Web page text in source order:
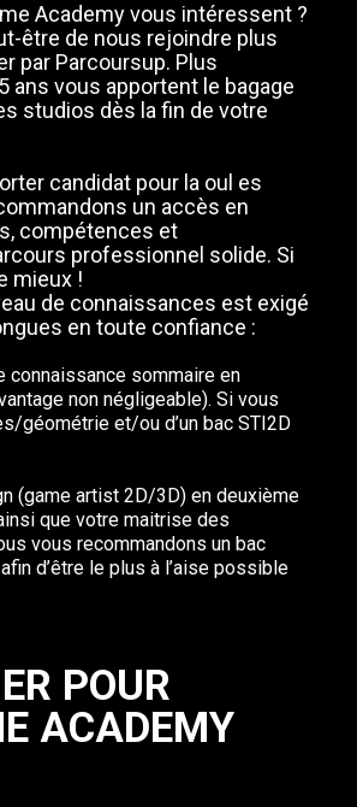
Academy vous intéressent ?
être de nous rejoindre plus
par Parcoursup. Plus
vous apportent le bagage
studios dès la fin de votre
candidat pour la oul es
un accès en
compétences et
professionnel solide. Si
mieux !
de connaissances est exigé
en toute confiance :
connaissance sommaire en
non négligeable). Si vous
géométrie et/ou d’un bac STI2D
(game artist 2D/3D) en deuxième
que votre maitrise des
vous recommandons un bac
d’être le plus à l’aise possible
POUR
ACADEMY